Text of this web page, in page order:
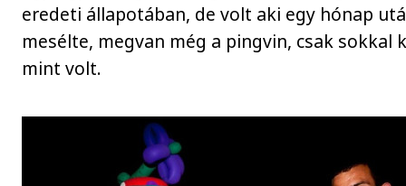
eredeti állapotában, de volt aki egy hónap
mesélte, megvan még a pingvin, csak sokkal
mint volt.